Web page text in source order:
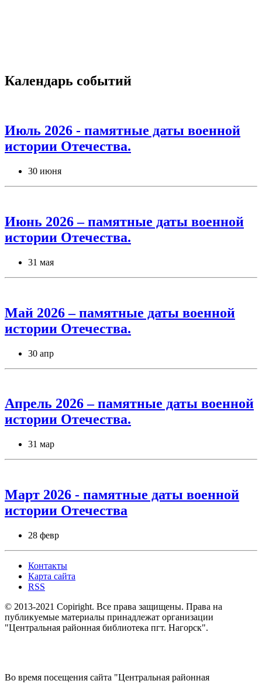
Календарь событий
Июль 2026 - памятные даты военной
истории Отечества.
30 июня
Июнь 2026 – памятные даты военной
истории Отечества.
31 мая
Май 2026 – памятные даты военной
истории Отечества.
30 апр
Апрель 2026 – памятные даты военной
истории Отечества.
31 мар
Март 2026 - памятные даты военной
истории Отечества
28 февр
Контакты
Карта сайта
RSS
© 2013-2021 Copiright. Все права защищены. Права на
публикуемые материалы принадлежат организации
"Центральная районная библиотека пгт. Нагорск".
Во время посещения сайта "Центральная районная